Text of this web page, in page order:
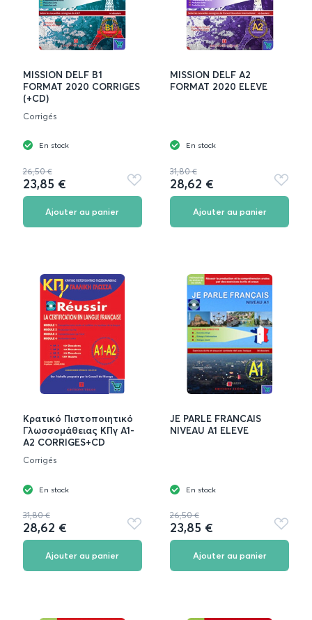
MISSION DELF B1
FORMAT 2020 CORRIGES
(+CD)
Corrigés
En stock
26,50 €
23,85 €
Ajouter
aux
Ajouter au panier
MISSION DELF A2
FORMAT 2020 ELEVE
En stock
31,80 €
28,62 €
Ajouter
aux
Ajouter au panier
Κρατικό Πιστοποιητικό
Γλωσσομάθειας ΚΠγ A1-
A2 CORRIGES+CD
Corrigés
En stock
31,80 €
28,62 €
Ajouter
aux
Ajouter au panier
JE PARLE FRANCAIS
NIVEAU A1 ELEVE
En stock
26,50 €
23,85 €
Ajouter
aux
Ajouter au panier